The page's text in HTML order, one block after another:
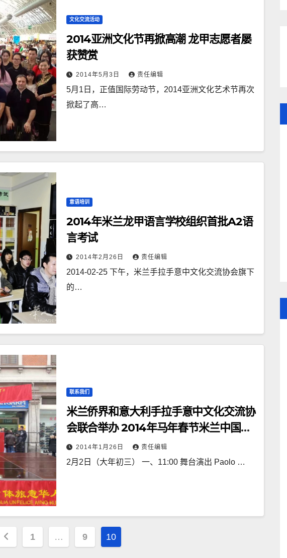
文化交流活动
2014亚洲文化节再掀高潮 龙甲志愿者屡
获赞赏
2014年5月3日 责任编辑
5月1日，正值国际劳动节，2014亚洲文化艺术节再次
掀起了高…
意语培训
2014年米兰龙甲语言学校组织首批A2语
言考试
2014年2月26日 责任编辑
2014-02-25 下午，米兰手拉手意中文化交流协会旗下
的…
联系我们
米兰侨界和意大利手拉手意中文化交流协
会联合举办 2014年马年春节米兰中国民
俗文化节 —暨舞龙舞狮大巡游
2014年1月26日 责任编辑
2月2日（大年初三） 一、11:00 舞台演出 Paolo …
文
1 … 9 10